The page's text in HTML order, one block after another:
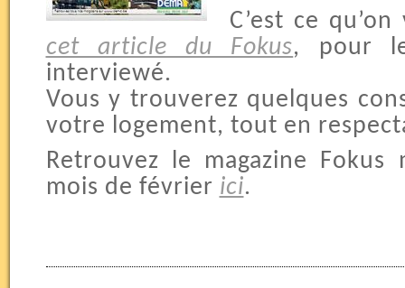
C’est ce
cet article du Fokus, pour
interviewé.
Vous y trouverez quelques
votre logement, tout en
Retrouvez le magazine
mois de février ici.